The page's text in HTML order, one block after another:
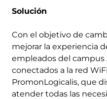
Solución
Con el objetivo de
mejorar la experiencia
empleados del campus
conectados a la red
PromonLogicalis, que
atender todas las